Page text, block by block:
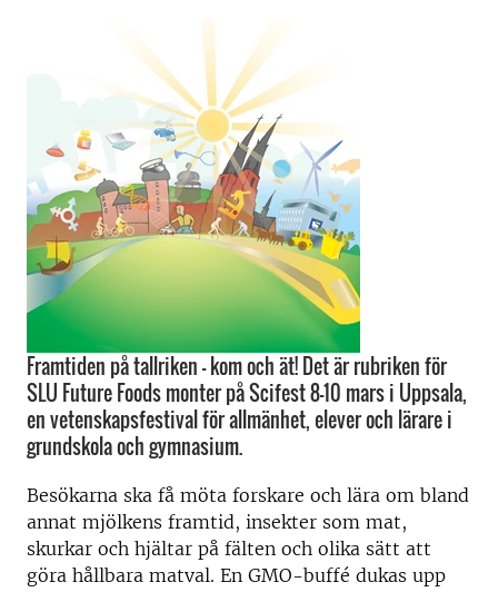
Framtiden på tallriken – kom och ät! Det är rubriken för
SLU Future Foods monter på Scifest 8-10 mars i Uppsala,
en vetenskapsfestival för allmänhet, elever och lärare i
grundskola och gymnasium.
Besökarna ska få möta forskare och lära om bland
annat mjölkens framtid, insekter som mat,
skurkar och hjältar på fälten och olika sätt att
göra hållbara matval. En GMO-buffé dukas upp